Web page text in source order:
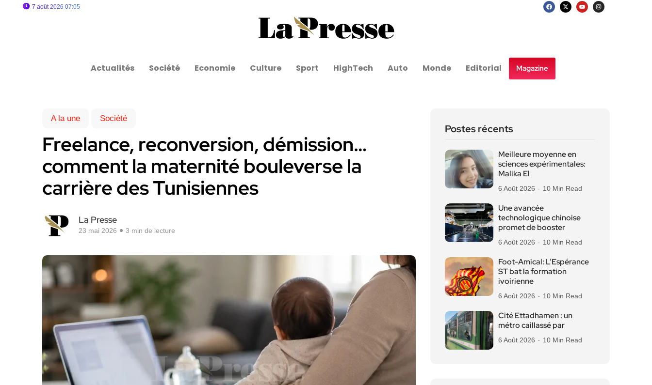
7 août 2026 07:05
Actualités Société Economie Culture Sport HighTech Auto Monde Editorial Magazine
A la une Société
Freelance, reconversion, démission…
comment la maternité bouleverse la
carrière des Tunisiennes
La Presse
23 mai 2026 3 min de lecture
Postes récents
Meilleure moyenne en
sciences expérimentales:
Malika El
6 Août 2026 10 Min Read
Une avancée
technologique chinoise
promet de booster
6 Août 2026 10 Min Read
Foot-Amical: L’Espérance
ST bat la formation
ivoirienne
6 Août 2026 10 Min Read
Cité Ettadhamen : un
métro caillassé par
6 Août 2026 10 Min Read